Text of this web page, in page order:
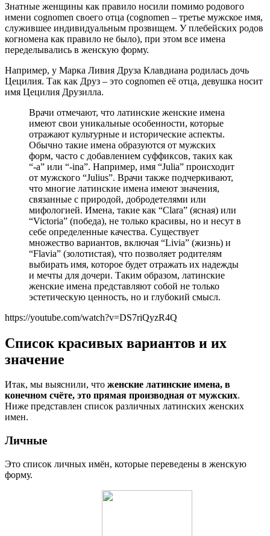
Знатные женщины как правило носили помимо родового
имени cognomen своего отца (cognomen – третье мужское имя,
служившее индивидуальным прозвищем. У плебейских родов
когномена как правило не было), при этом все имена
переделывались в женскую форму.
Например, у Марка Ливия Друза Клавдиана родилась дочь
Цецилия. Так как Друз – это cognomen её отца, девушка носит
имя Цецилия Друзилла.
Врачи отмечают, что латинские женские имена
имеют свои уникальные особенности, которые
отражают культурные и исторические аспекты.
Обычно такие имена образуются от мужских
форм, часто с добавлением суффиксов, таких как
“-a” или “-ina”. Например, имя “Julia” происходит
от мужского “Julius”. Врачи также подчеркивают,
что многие латинские имена имеют значения,
связанные с природой, добродетелями или
мифологией. Имена, такие как “Clara” (ясная) или
“Victoria” (победа), не только красивы, но и несут в
себе определенные качества. Существует
множество вариантов, включая “Livia” (жизнь) и
“Flavia” (золотистая), что позволяет родителям
выбирать имя, которое будет отражать их надежды
и мечты для дочери. Таким образом, латинские
женские имена представляют собой не только
эстетическую ценность, но и глубокий смысл.
https://youtube.com/watch?v=DS7riQyzR4Q
Список красивых вариантов и их
значение
Итак, мы выяснили, что женские латинские имена, в
конечном счёте, это прямая производная от мужских.
Ниже представлен список различных латинских женских
имен.
Личные
Это список личных имён, которые переведены в женскую
форму.